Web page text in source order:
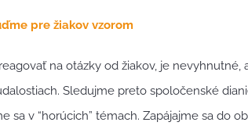
pre žiakov vzorom
na otázky od žiakov, je nevyhnutné,
Sledujme preto spoločenské
sa v “horúcich” témach. Zapájajme sa do